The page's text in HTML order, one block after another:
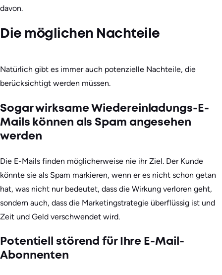
davon.
Die möglichen Nachteile
Natürlich gibt es immer auch potenzielle Nachteile, die
berücksichtigt werden müssen.
Sogar wirksame Wiedereinladungs-E-
Mails können als Spam angesehen
werden
Die E-Mails finden möglicherweise nie ihr Ziel. Der Kunde
könnte sie als Spam markieren, wenn er es nicht schon getan
hat, was nicht nur bedeutet, dass die Wirkung verloren geht,
sondern auch, dass die Marketingstrategie überflüssig ist und
Zeit und Geld verschwendet wird.
Potentiell störend für Ihre E-Mail-
Abonnenten